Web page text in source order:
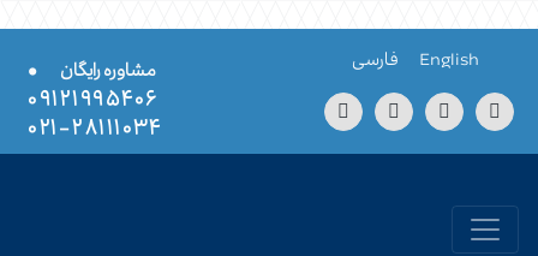
English فارسی مشاوره رایگان
•
۰۹۱۲۱۹۹۵۴۰۶
۲۸۱۱۱۰۳۴-۰۲۱